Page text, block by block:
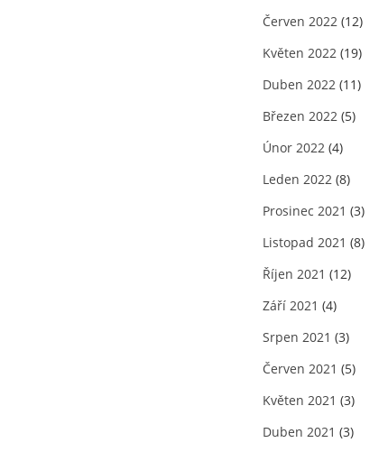
Červen 2022 (12)
Květen 2022 (19)
Duben 2022 (11)
Březen 2022 (5)
Únor 2022 (4)
Leden 2022 (8)
Prosinec 2021 (3)
Listopad 2021 (8)
Říjen 2021 (12)
Září 2021 (4)
Srpen 2021 (3)
Červen 2021 (5)
Květen 2021 (3)
Duben 2021 (3)